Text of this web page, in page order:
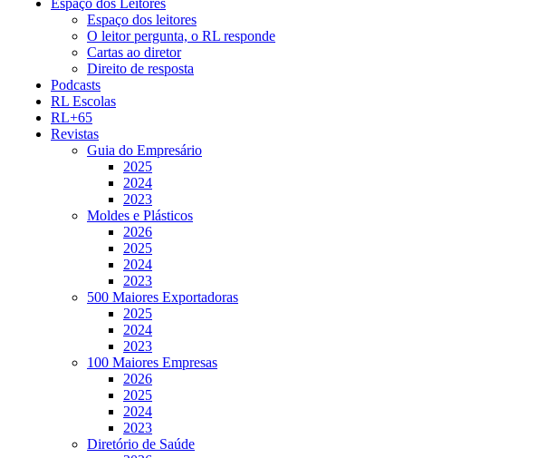
Espaço dos leitores
O leitor pergunta, o RL responde
Cartas ao diretor
Direito de resposta
Podcasts
RL Escolas
RL+65
Revistas
Guia do Empresário
2025
2024
2023
Moldes e Plásticos
2026
2025
2024
2023
500 Maiores Exportadoras
2025
2024
2023
100 Maiores Empresas
2026
2025
2024
2023
Diretório de Saúde